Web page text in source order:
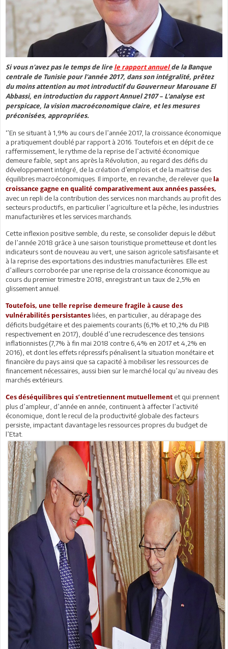
Si vous n'avez pas le temps de lire le rapport annuelde la Banque
centrale de Tunisie pour l'année 2017, dans son intégralité, prêtez
du moins attention au mot introductif du Gouverneur Marouane El
Abbassi, en introduction du rapport Annuel 2107 – L'analyse est
perspicace, la vision macroéconomique claire, et les mesures
préconisées, appropriées.
‘’En se situant à 1,9% au cours de l’année 2017, la croissance économique
a pratiquement doublé par rapport à 2016. Toutefois et en dépit de ce
raffermissement, le rythme de la reprise de l’activité économique
demeure faible, sept ans après la Révolution, au regard des défis du
développement intégré, de la création d’emplois et de la maitrise des
équilibres macroéconomiques. Il importe, en revanche, de relever que la
croissance gagne en qualité comparativement aux années passées,
avec un repli de la contribution des services non marchands au profit des
secteurs productifs, en particulier l’agriculture et la pêche, les industries
manufacturières et les services marchands.
Cette inflexion positive semble, du reste, se consolider depuis le début
de l’année 2018 grâce à une saison touristique prometteuse et dont les
indicateurs sont de nouveau au vert, une saison agricole satisfaisante et
à la reprise des exportations des industries manufacturières. Elle est
d’ailleurs corroborée par une reprise de la croissance économique au
cours du premier trimestre 2018, enregistrant un taux de 2,5% en
glissement annuel.
Toutefois, une telle reprise demeure fragile à cause des
vulnérabilités persistantes liées, en particulier, au dérapage des
déficits budgétaire et des paiements courants (6,1% et 10,2% du PIB
respectivement en 2017), doublé d’une recrudescence des tensions
inflationnistes (7,7% à fin mai 2018 contre 6,4% en 2017 et 4,2% en
2016), et dont les effets répressifs pénalisent la situation monétaire et
financière du pays ainsi que sa capacité à mobiliser les ressources de
financement nécessaires, aussi bien sur le marché local qu’au niveau des
marchés extérieurs.
Ces déséquilibres qui s’entretiennent mutuellement et qui prennent
plus d’ampleur, d’année en année, continuent à affecter l’activité
économique, dont le recul de la productivité globale des facteurs
persiste, impactant davantage les ressources propres du budget de
l’Etat.